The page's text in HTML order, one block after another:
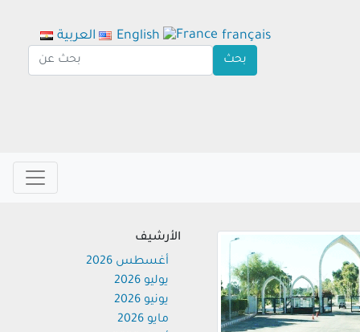
الأرشيف
أغسطس 2026
يوليو 2026
يونيو 2026
مايو 2026
العربية English français